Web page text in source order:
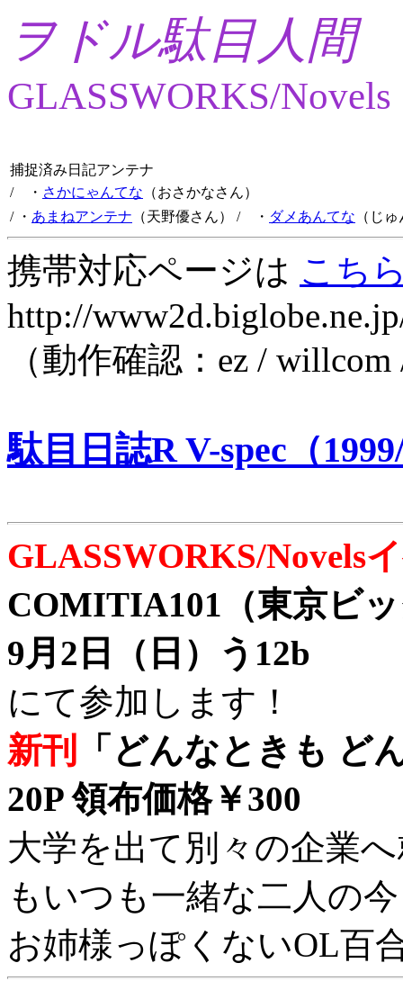
ヲドル駄目人間
GLASSWORKS/Novels
捕捉済み日記アンテナ
/ ・ さかにゃんてな （おさかなさん）
/ ・ あまねアンテナ （天野優さん） / ・ ダメあんてな （じ
携帯対応ページは こち
http://
（動作確認：ez /
駄目日誌R V-spec（
GLASSWORKS/Novels
COMITIA101（東京ビ
9月2日（日）う12b
にて参加します！
新刊
「どんなときも ど
20P 領布価格￥300
大学を出て別々の企業
もいつも一緒な二人の
お姉様っぽくないOL百